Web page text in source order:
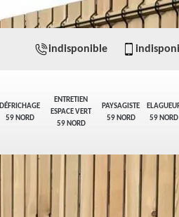
DÉFRICHAGE
59 NORD
ENTRETIEN
ESPACE VERT
59 NORD
PAYSAGISTE
59 NORD
59 NORD
indisponible